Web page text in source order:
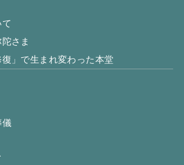
さま
復」で生まれ変わった本堂
儀